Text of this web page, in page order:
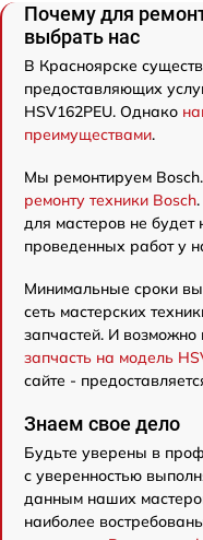
Почему для
выбрать нас
В Красноярске
предоставляющих
HSV162PEU. Однако
преимуществами.
Мы ремонтируем
ремонту техники Bosch
для мастеров не
проведенных работ у
Минимальные сроки
сеть мастерских
запчастей. И
запчасть на модель
сайте -
Знаем свое дело
Будьте уверены в
с уверенностью
данным наших
наиболее